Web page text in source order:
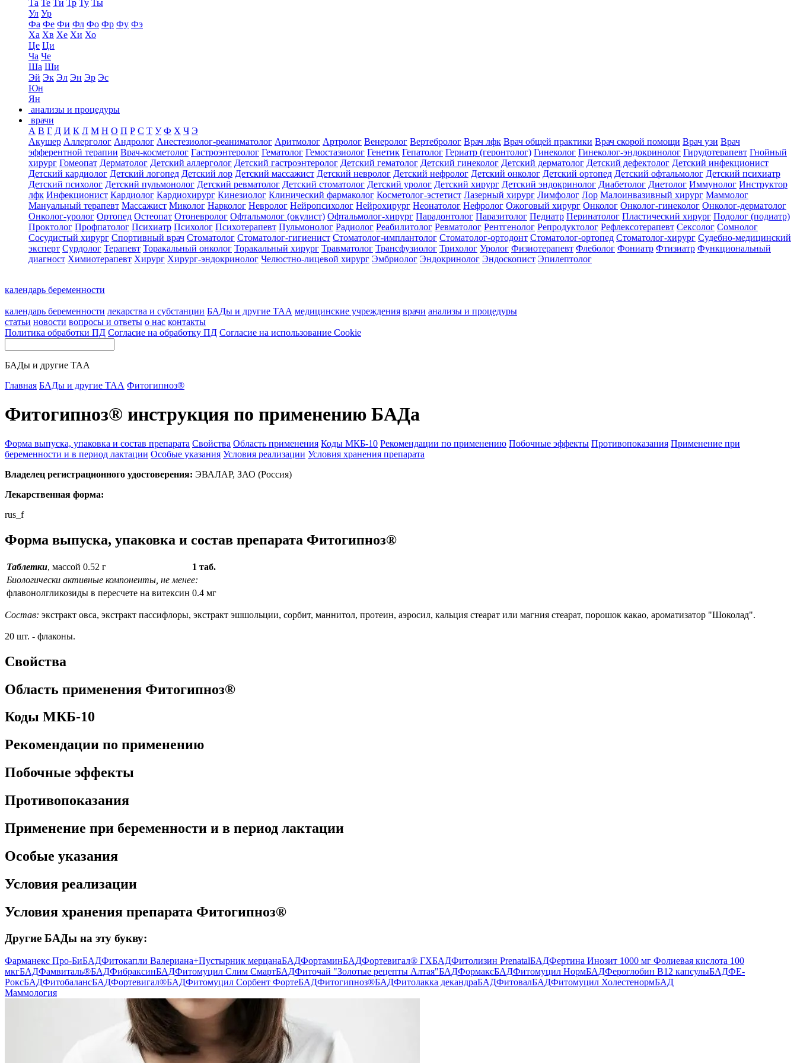
Та Те Ти Тр Ту Ты
Ул Ур
Фа Фе Фи Фл Фо Фр Фу Фэ
Ха Хв Хе Хи Хо
Це Ци
Ча Че
Ша Ши
Эй Эк Эл Эн Эр Эс
Юн
Ян
анализы и процедуры
врачи
А В Г Д И К Л М Н О П Р С Т У Ф Х Ч Э
Акушер Аллерголог Андролог Анестезиолог-реаниматолог Аритмолог Артролог Венеролог Вертебролог Врач лфк Врач общей практики Врач скорой помощи Врач узи Врач
эфферентной терапии Врач-косметолог Гастроэнтеролог Гематолог Гемостазиолог Генетик Гепатолог Гериатр (геронтолог) Гинеколог Гинеколог-эндокринолог Гирудотерапевт Гнойный
хирург Гомеопат Дерматолог Детский аллерголог Детский гастроэнтеролог Детский гематолог Детский гинеколог Детский дерматолог Детский дефектолог Детский инфекционист
Детский кардиолог Детский логопед Детский лор Детский массажист Детский невролог Детский нефролог Детский онколог Детский ортопед Детский офтальмолог Детский психиатр
Детский психолог Детский пульмонолог Детский ревматолог Детский стоматолог Детский уролог Детский хирург Детский эндокринолог Диабетолог Диетолог Иммунолог Инструктор
лфк Инфекционист Кардиолог Кардиохирург Кинезиолог Клинический фармаколог Косметолог-эстетист Лазерный хирург Лимфолог Лор Малоинвазивный хирург Маммолог
Мануальный терапевт Массажист Миколог Нарколог Невролог Нейропсихолог Нейрохирург Неонатолог Нефролог Ожоговый хирург Онколог Онколог-гинеколог Онколог-дерматолог
Онколог-уролог Ортопед Остеопат Отоневролог Офтальмолог (окулист) Офтальмолог-хирург Парадонтолог Паразитолог Педиатр Перинатолог Пластический хирург Подолог (подиатр)
Проктолог Профпатолог Психиатр Психолог Психотерапевт Пульмонолог Радиолог Реабилитолог Ревматолог Рентгенолог Репродуктолог Рефлексотерапевт Сексолог Сомнолог
Сосудистый хирург Спортивный врач Стоматолог Стоматолог-гигиенист Стоматолог-имплантолог Стоматолог-ортодонт Стоматолог-ортопед Стоматолог-хирург Судебно-медицинский
эксперт Сурдолог Терапевт Торакальный онколог Торакальный хирург Травматолог Трансфузиолог Трихолог Уролог Физиотерапевт Флеболог Фониатр Фтизиатр Функциональный
диагност Химиотерапевт Хирург Хирург-эндокринолог Челюстно-лицевой хирург Эмбриолог Эндокринолог Эндоскопист Эпилептолог
календарь беременности
календарь беременности лекарства и субстанции БАДы и другие ТАА медицинские учреждения врачи анализы и процедуры
статьи новости вопросы и ответы о нас контакты
Политика обработки ПД Согласие на обработку ПД Согласие на использование Cookie
БАДы и другие ТАА
Главная БАДы и другие ТАА Фитогипноз®
Фитогипноз® инструкция по применению БАДа
Форма выпуска, упаковка и состав препарата Свойства Область применения Коды МКБ-10 Рекомендации по применению Побочные эффекты Противопоказания Применение при
беременности и в период лактации Особые указания Условия реализации Условия хранения препарата
Владелец регистрационного удостоверения: ЭВАЛАР, ЗАО (Россия)
Лекарственная форма:
rus_f
Форма выпуска, упаковка и состав препарата Фитогипноз®
Таблетки, массой 0.52 г
1 таб.
Биологически активные компоненты, не менее:
флавонолгликозиды в пересчете на витексин 0.4 мг
Состав: экстракт овса, экстракт пассифлоры, экстракт эшшольции, сорбит, маннитол, протеин, аэросил, кальция стеарат или магния стеарат, порошок какао, ароматизатор "Шоколад".
20 шт. - флаконы.
Свойства
Область применения Фитогипноз®
Коды МКБ-10
Рекомендации по применению
Побочные эффекты
Противопоказания
Применение при беременности и в период лактации
Особые указания
Условия реализации
Условия хранения препарата Фитогипноз®
Другие БАДы на эту букву:
Фарманекс Про-БиБАДФитокапли Валериана+Пустырник мерцанаБАДФортаминБАДФортевигал® ГХБАДФитолизин PrenatalБАДФертина Инозит 1000 мг Фолиевая кислота 100
мкгБАДФамвиталь®БАДФибраксинБАДФитомуцил Слим СмартБАДФиточай "Золотые рецепты Алтая"БАДФормаксБАДФитомуцил НормБАДФероглобин В12 капсулыБАДФЕ-
РоксБАДФитобалансБАДФортевигал®БАДФитомуцил Сорбент ФортеБАДФитогипноз®БАДФитолакка декандраБАДФитовалБАДФитомуцил ХолестенормБАД
Маммология